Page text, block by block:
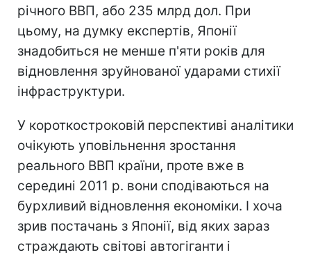
річного ВВП, або 235 млрд дол. При
цьому, на думку експертів, Японії
знадобиться не менше п'яти років для
відновлення зруйнованої ударами стихії
інфраструктури.
У короткостроковій перспективі аналітики
очікують уповільнення зростання
реального ВВП країни, проте вже в
середині 2011 р. вони сподіваються на
бурхливий відновлення економіки. І хоча
зрив постачань з Японії, від яких зараз
страждають світові автогіганти і